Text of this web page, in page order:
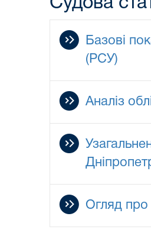
Базові
(РСУ)
Аналіз
Огляд про